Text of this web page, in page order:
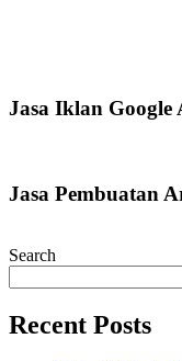
Jasa Iklan Google
Jasa Pembuatan
Search
Recent Posts